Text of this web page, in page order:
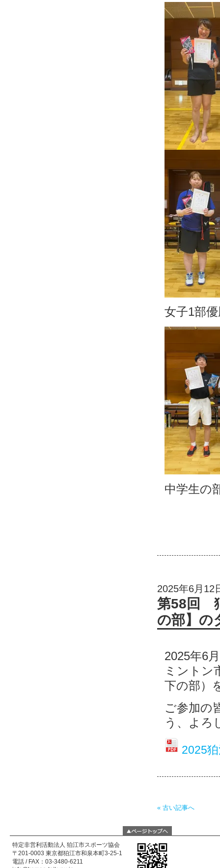
女子1部
中学生の
2025年6月12
第58回
の部】の
2025年6
ミントン
下の部）
ご参加の
う、よろ
2025
« 古い記事へ
特定非営利活動法人 狛江市スポーツ協会
〒201-0003 東京都狛江市和泉本町3-25-1
電話 / FAX：03-3480-6211